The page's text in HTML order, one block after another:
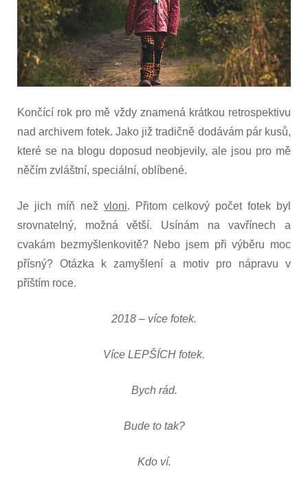
Končící rok pro mě vždy znamená krátkou retrospektivu
nad archivem fotek. Jako již tradičně dodávám pár kusů,
které se na blogu doposud neobjevily, ale jsou pro mě
něčím zvláštní, speciální, oblíbené.
Je jich míň než vloni. Přitom celkový počet fotek byl
srovnatelný, možná větší. Usínám na vavřínech a
cvakám bezmyšlenkovitě? Nebo jsem při výběru moc
přísný? Otázka k zamyšlení a motiv pro nápravu v
příštím roce.
2018 – více fotek.
Více LEPŠÍCH fotek.
Bych rád.
Bude to tak?
Kdo ví.